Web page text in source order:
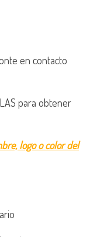
en contacto
para obtener
logo o color del